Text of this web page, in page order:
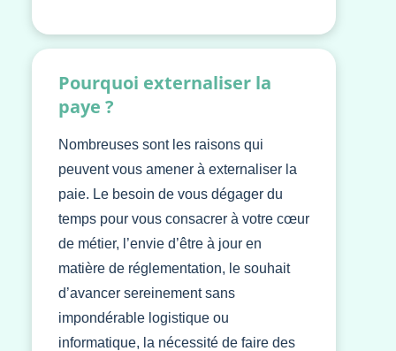
Pourquoi externaliser la
paye ?
Nombreuses sont les raisons qui
peuvent vous amener à externaliser la
paie. Le besoin de vous dégager du
temps pour vous consacrer à votre cœur
de métier, l’envie d’être à jour en
matière de réglementation, le souhait
d’avancer sereinement sans
impondérable logistique ou
informatique, la nécessité de faire des